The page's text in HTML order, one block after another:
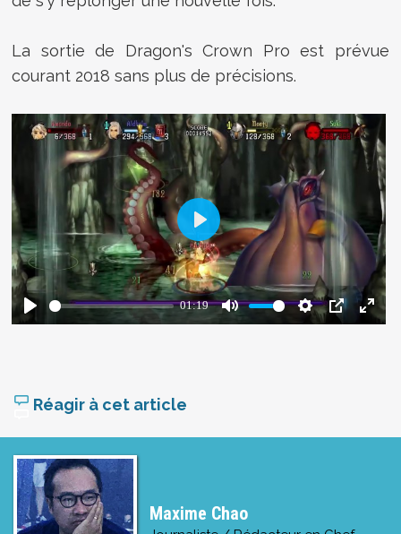
La sortie de Dragon's Crown Pro est prévue
courant 2018 sans plus de précisions.
Réagir à cet article
Maxime Chao